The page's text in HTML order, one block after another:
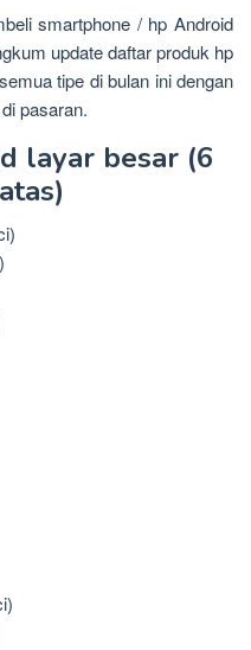
smartphone / hp Android
update daftar produk hp
tipe di bulan ini dengan
pasaran.
layar besar (6